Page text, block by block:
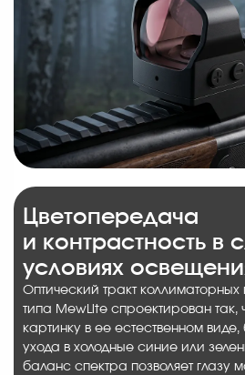
Цветопередача
и контрастность в
условиях
Оптический тракт коллиматорных
типа MewLite спроектирован так,
картинку в ее естественном виде,
ухода в холодные синие или
баланс спектра позволяет глазу